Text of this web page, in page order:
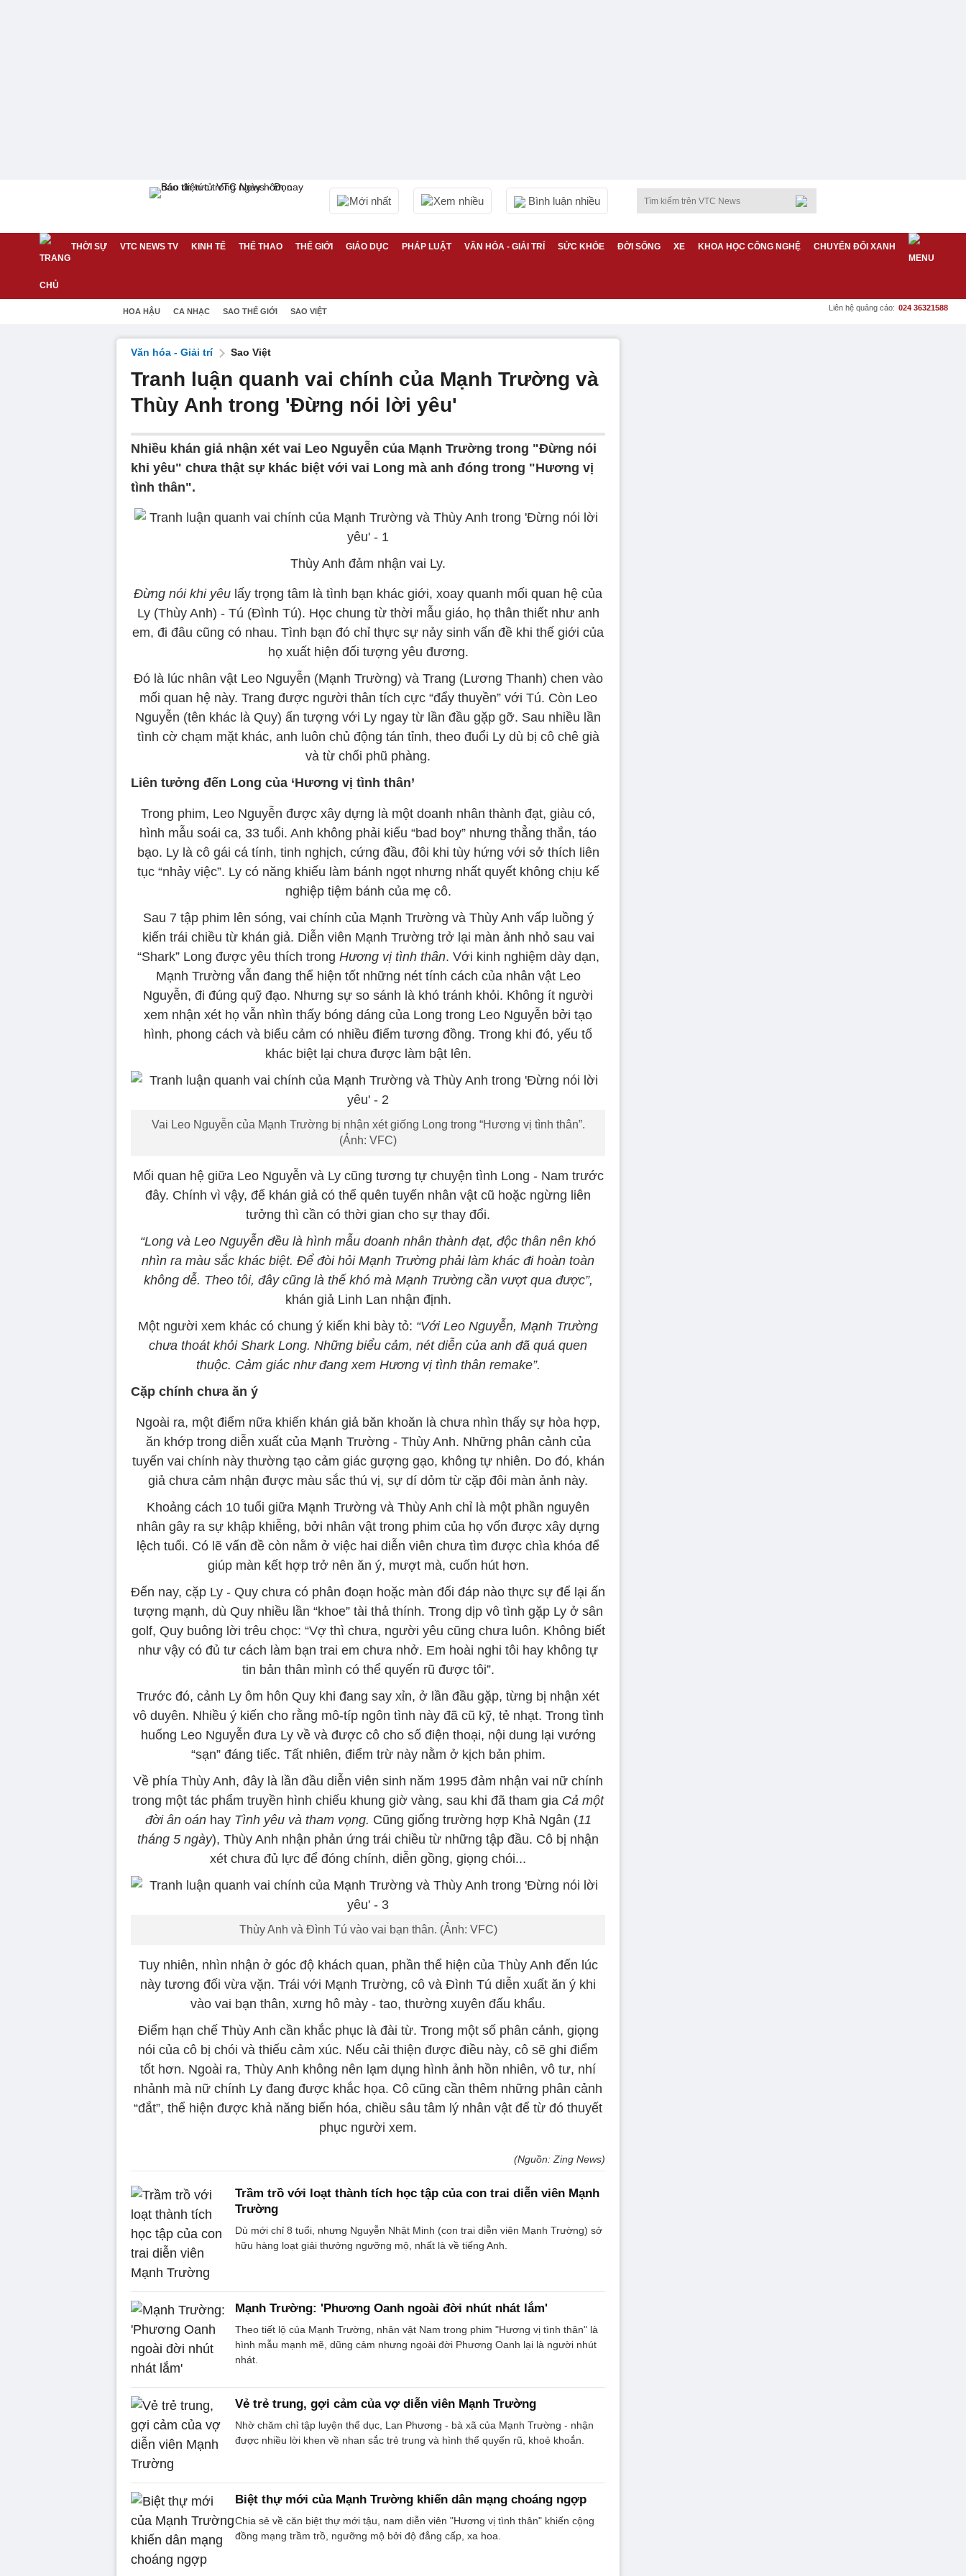
Mới nhất Xem nhiều Bình luận nhiều
THỜI SỰ VTC NEWS TV KINH TẾ THỂ THAO THẾ GIỚI GIÁO DỤC PHÁP LUẬT VĂN HÓA - GIẢI TRÍ SỨC KHỎE ĐỜI SỐNG XE KHOA HỌC CÔNG NGHỆ CHUYỂN ĐỔI XANH
HOA HẬU CA NHẠC SAO THẾ GIỚI SAO VIỆT Liên hệ quảng cáo: 024 36321588
Văn hóa - Giải trí Sao Việt
Tranh luận quanh vai chính của Mạnh Trường và
Thùy Anh trong 'Đừng nói lời yêu'
Nhiều khán giả nhận xét vai Leo Nguyễn của Mạnh Trường trong "Đừng nói
khi yêu" chưa thật sự khác biệt với vai Long mà anh đóng trong "Hương vị
tình thân".
Thùy Anh đảm nhận vai Ly.
Đừng nói khi yêu lấy trọng tâm là tình bạn khác giới, xoay quanh mối quan hệ của
Ly (Thùy Anh) - Tú (Đình Tú). Học chung từ thời mẫu giáo, họ thân thiết như anh
em, đi đâu cũng có nhau. Tình bạn đó chỉ thực sự nảy sinh vấn đề khi thế giới của
họ xuất hiện đối tượng yêu đương.
Đó là lúc nhân vật Leo Nguyễn (Mạnh Trường) và Trang (Lương Thanh) chen vào
mối quan hệ này. Trang được người thân tích cực “đẩy thuyền” với Tú. Còn Leo
Nguyễn (tên khác là Quy) ấn tượng với Ly ngay từ lần đầu gặp gỡ. Sau nhiều lần
tình cờ chạm mặt khác, anh luôn chủ động tán tỉnh, theo đuổi Ly dù bị cô chê già
và từ chối phũ phàng.
Liên tưởng đến Long của ‘Hương vị tình thân’
Trong phim, Leo Nguyễn được xây dựng là một doanh nhân thành đạt, giàu có,
hình mẫu soái ca, 33 tuổi. Anh không phải kiểu “bad boy” nhưng thẳng thắn, táo
bạo. Ly là cô gái cá tính, tinh nghịch, cứng đầu, đôi khi tùy hứng với sở thích liên
tục “nhảy việc”. Ly có năng khiếu làm bánh ngọt nhưng nhất quyết không chịu kế
nghiệp tiệm bánh của mẹ cô.
Sau 7 tập phim lên sóng, vai chính của Mạnh Trường và Thùy Anh vấp luồng ý
kiến trái chiều từ khán giả. Diễn viên Mạnh Trường trở lại màn ảnh nhỏ sau vai
“Shark” Long được yêu thích trong Hương vị tình thân. Với kinh nghiệm dày dạn,
Mạnh Trường vẫn đang thể hiện tốt những nét tính cách của nhân vật Leo
Nguyễn, đi đúng quỹ đạo. Nhưng sự so sánh là khó tránh khỏi. Không ít người
xem nhận xét họ vẫn nhìn thấy bóng dáng của Long trong Leo Nguyễn bởi tạo
hình, phong cách và biểu cảm có nhiều điểm tương đồng. Trong khi đó, yếu tố
khác biệt lại chưa được làm bật lên.
Vai Leo Nguyễn của Mạnh Trường bị nhận xét giống Long trong “Hương vị tình thân”.
(Ảnh: VFC)
Mối quan hệ giữa Leo Nguyễn và Ly cũng tương tự chuyện tình Long - Nam trước
đây. Chính vì vậy, để khán giả có thể quên tuyến nhân vật cũ hoặc ngừng liên
tưởng thì cần có thời gian cho sự thay đổi.
“Long và Leo Nguyễn đều là hình mẫu doanh nhân thành đạt, độc thân nên khó
nhìn ra màu sắc khác biệt. Để đòi hỏi Mạnh Trường phải làm khác đi hoàn toàn
không dễ. Theo tôi, đây cũng là thế khó mà Mạnh Trường cần vượt qua được”,
khán giả Linh Lan nhận định.
Một người xem khác có chung ý kiến khi bày tỏ: “Với Leo Nguyễn, Mạnh Trường
chưa thoát khỏi Shark Long. Những biểu cảm, nét diễn của anh đã quá quen
thuộc. Cảm giác như đang xem Hương vị tình thân remake”.
Cặp chính chưa ăn ý
Ngoài ra, một điểm nữa khiến khán giả băn khoăn là chưa nhìn thấy sự hòa hợp,
ăn khớp trong diễn xuất của Mạnh Trường - Thùy Anh. Những phân cảnh của
tuyến vai chính này thường tạo cảm giác gượng gạo, không tự nhiên. Do đó, khán
giả chưa cảm nhận được màu sắc thú vị, sự dí dỏm từ cặp đôi màn ảnh này.
Khoảng cách 10 tuổi giữa Mạnh Trường và Thùy Anh chỉ là một phần nguyên
nhân gây ra sự khập khiễng, bởi nhân vật trong phim của họ vốn được xây dựng
lệch tuổi. Có lẽ vấn đề còn nằm ở việc hai diễn viên chưa tìm được chìa khóa để
giúp màn kết hợp trở nên ăn ý, mượt mà, cuốn hút hơn.
Đến nay, cặp Ly - Quy chưa có phân đoạn hoặc màn đối đáp nào thực sự để lại ấn
tượng mạnh, dù Quy nhiều lần “khoe” tài thả thính. Trong dịp vô tình gặp Ly ở sân
golf, Quy buông lời trêu chọc: “Vợ thì chưa, người yêu cũng chưa luôn. Không biết
như vậy có đủ tư cách làm bạn trai em chưa nhở. Em hoài nghi tôi hay không tự
tin bản thân mình có thể quyến rũ được tôi”.
Trước đó, cảnh Ly ôm hôn Quy khi đang say xỉn, ở lần đầu gặp, từng bị nhận xét
vô duyên. Nhiều ý kiến cho rằng mô-típ ngôn tình này đã cũ kỹ, tẻ nhạt. Trong tình
huống Leo Nguyễn đưa Ly về và được cô cho số điện thoại, nội dung lại vướng
“sạn” đáng tiếc. Tất nhiên, điểm trừ này nằm ở kịch bản phim.
Về phía Thùy Anh, đây là lần đầu diễn viên sinh năm 1995 đảm nhận vai nữ chính
trong một tác phẩm truyền hình chiếu khung giờ vàng, sau khi đã tham gia Cả một
đời ân oán hay Tình yêu và tham vọng. Cũng giống trường hợp Khả Ngân (11
tháng 5 ngày), Thùy Anh nhận phản ứng trái chiều từ những tập đầu. Cô bị nhận
xét chưa đủ lực để đóng chính, diễn gồng, giọng chói...
Thùy Anh và Đình Tú vào vai bạn thân. (Ảnh: VFC)
Tuy nhiên, nhìn nhận ở góc độ khách quan, phần thể hiện của Thùy Anh đến lúc
này tương đối vừa vặn. Trái với Mạnh Trường, cô và Đình Tú diễn xuất ăn ý khi
vào vai bạn thân, xưng hô mày - tao, thường xuyên đấu khẩu.
Điểm hạn chế Thùy Anh cần khắc phục là đài từ. Trong một số phân cảnh, giọng
nói của cô bị chói và thiếu cảm xúc. Nếu cải thiện được điều này, cô sẽ ghi điểm
tốt hơn. Ngoài ra, Thùy Anh không nên lạm dụng hình ảnh hồn nhiên, vô tư, nhí
nhảnh mà nữ chính Ly đang được khắc họa. Cô cũng cần thêm những phân cảnh
“đắt”, thể hiện được khả năng biến hóa, chiều sâu tâm lý nhân vật để từ đó thuyết
phục người xem.
(Nguồn: Zing News)
Trầm trồ với loạt thành tích học tập của con trai diễn viên Mạnh
Trường
Dù mới chỉ 8 tuổi, nhưng Nguyễn Nhật Minh (con trai diễn viên Mạnh Trường) sở
hữu hàng loạt giải thưởng ngưỡng mộ, nhất là về tiếng Anh.
Mạnh Trường: 'Phương Oanh ngoài đời nhút nhát lắm'
Theo tiết lộ của Mạnh Trường, nhân vật Nam trong phim "Hương vị tình thân" là
hình mẫu mạnh mẽ, dũng cảm nhưng ngoài đời Phương Oanh lại là người nhút
nhát.
Vẻ trẻ trung, gợi cảm của vợ diễn viên Mạnh Trường
Nhờ chăm chỉ tập luyện thể dục, Lan Phương - bà xã của Mạnh Trường - nhận
được nhiều lời khen về nhan sắc trẻ trung và hình thể quyến rũ, khoẻ khoắn.
Biệt thự mới của Mạnh Trường khiến dân mạng choáng ngợp
Chia sẻ về căn biệt thự mới tậu, nam diễn viên "Hương vị tình thân" khiến cộng
đồng mạng trầm trồ, ngưỡng mộ bởi độ đẳng cấp, xa hoa.